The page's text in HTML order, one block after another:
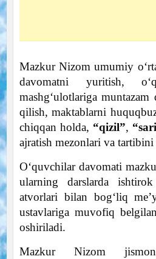
Mazkur Nizom umumiy
davomatni yuritish,
mashg‘ulotlariga muntazam
qilish, maktablarni
chiqqan holda, “qizil”,
ajratish mezonlari va
O‘quvchilar davomati
ularning darslarda
atvorlari bilan bog‘liq
ustavlariga muvofiq
oshiriladi.
Mazkur Nizom